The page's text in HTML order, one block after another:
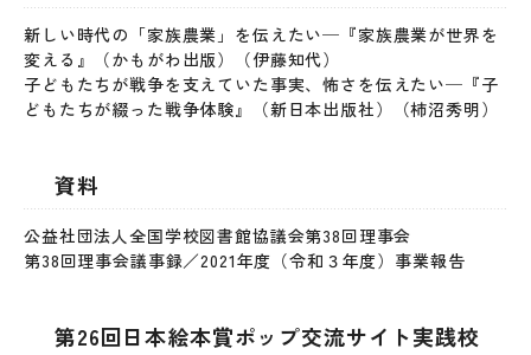
新しい時代の「家族農業」を伝えたい─『家族農業が世界を
変える』（かもがわ出版）（伊藤知代）
子どもたちが戦争を支えていた事実、怖さを伝えたい─『子
どもたちが綴った戦争体験』（新日本出版社）（柿沼秀明）
資料
公益社団法人全国学校図書館協議会第38回理事会
第38回理事会議事録／2021年度（令和３年度）事業報告
第26回日本絵本賞ポップ交流サイト実践校